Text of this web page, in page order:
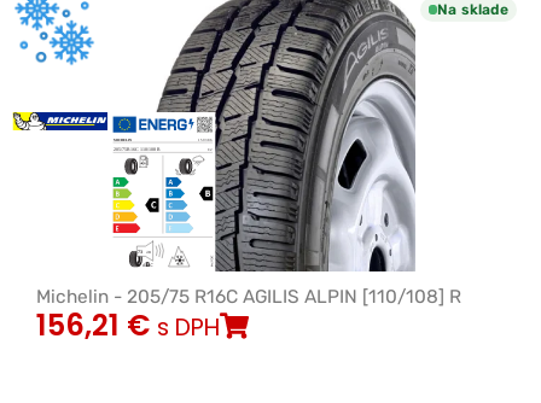
Na sklade
Michelin - 205/75 R16C AGILIS ALPIN [110/108] R
156,21 € s DPH